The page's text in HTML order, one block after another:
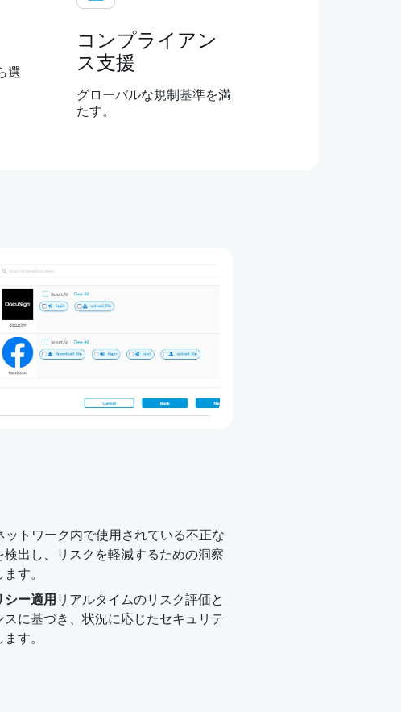
選
コンプライアン
ス支援
グローバルな規制基準を満
たす。
ットワーク内で使用されている不正な
出し、リスクを軽減するための洞察
す。
シー適用 リアルタイムのリスク評価と
に基づき、状況に応じたセキュリテ
す。